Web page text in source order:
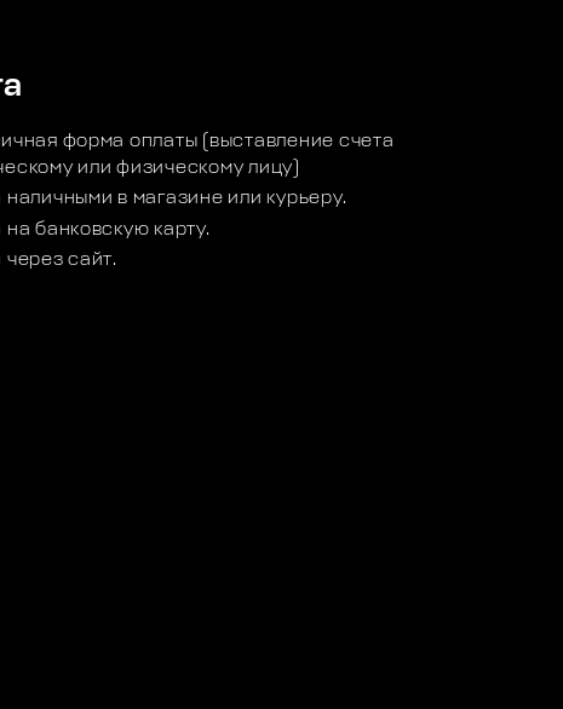
форма оплаты (выставление счета
или физическому лицу)
наличными в магазине или курьеру.
банковскую карту.
сайт.